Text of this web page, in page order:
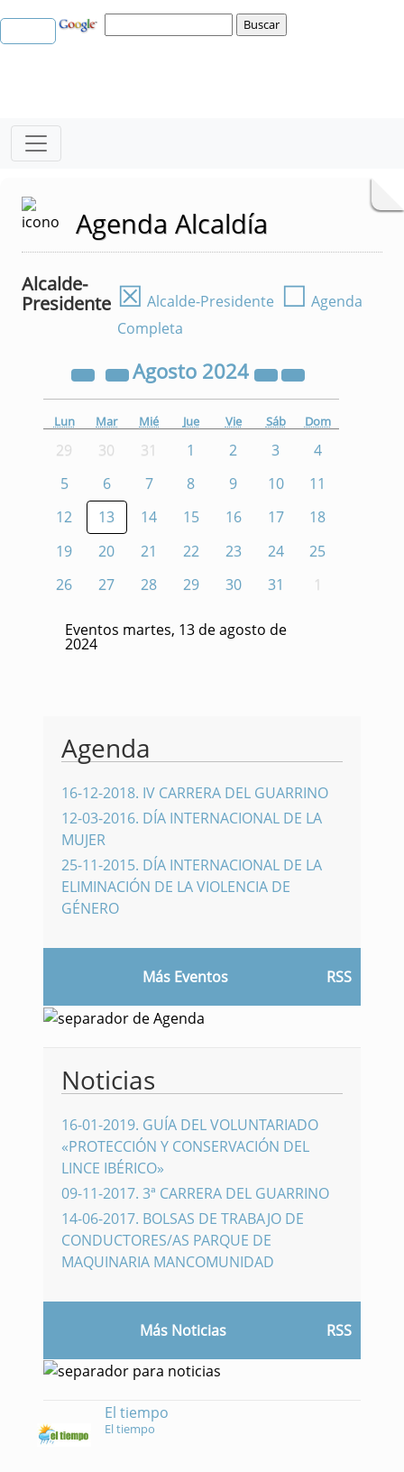
Agenda Alcaldía
Alcalde-
Presidente ☒ Alcalde-Presidente ☐ Agenda
Completa
Agosto 2024
Lun Mar Mié Jue Vie Sáb Dom
29 30 31 1 2 3
4
5
6 7 8 9 10
11
12
13 14 15 16 17
18
19
20 21 22 23 24
25
26
27 28 29 30 31 1
Eventos martes, 13 de agosto de
2024
Agenda
16-12-2018. IV CARRERA DEL GUARRINO
12-03-2016. DÍA INTERNACIONAL DE LA
MUJER
25-11-2015. DÍA INTERNACIONAL DE LA
ELIMINACIÓN DE LA VIOLENCIA DE
GÉNERO
Más Eventos RSS
Noticias
16-01-2019. GUÍA DEL VOLUNTARIADO
«PROTECCIÓN Y CONSERVACIÓN DEL
LINCE IBÉRICO»
09-11-2017. 3ª CARRERA DEL GUARRINO
14-06-2017. BOLSAS DE TRABAJO DE
CONDUCTORES/AS PARQUE DE
MAQUINARIA MANCOMUNIDAD
Más Noticias RSS
El tiempo
El tiempo